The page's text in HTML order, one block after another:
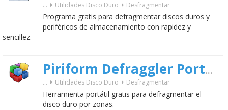
... Utilidades Disco Duro Desfragmentar
Programa gratis para defragmentar discos duros y
periféricos de almacenamiento con rapidez y
sencillez.
Piriform Defraggler Portable
... Utilidades Disco Duro Desfragmentar
Herramienta portátil gratis para defragmentar el
disco duro por zonas.